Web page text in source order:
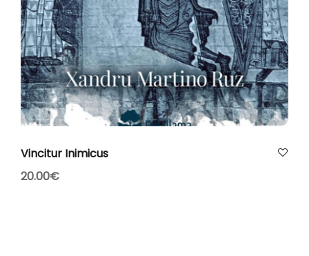
Vincitur Inimicus
20.00€